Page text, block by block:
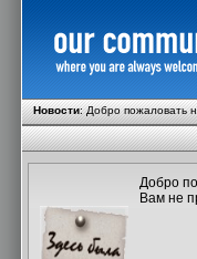
Новости:Добро пожаловать
Добро
Вам не